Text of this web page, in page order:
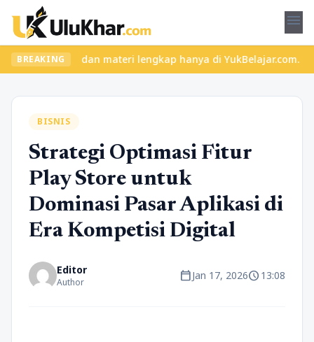
menu
BREAKING
seru dan materi lengkap hanya di YukBelajar.com. Mulai
BISNIS
Strategi Optimasi Fitur
Play Store untuk
Dominasi Pasar Aplikasi di
Era Kompetisi Digital
Editor
Author calendar_todayJan 17, 2026schedule13:08